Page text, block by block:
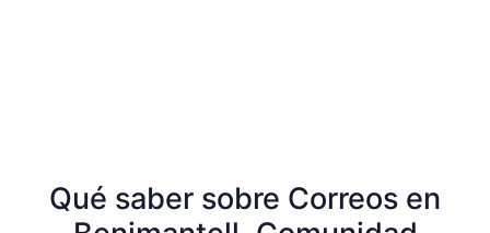
Qué saber sobre Correos en